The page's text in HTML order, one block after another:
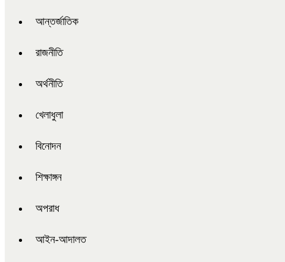
আন্তর্জাতিক
রাজনীতি
অর্থনীতি
খেলাধুলা
বিনোদন
শিক্ষাঙ্গন
অপরাধ
আইন-আদালত